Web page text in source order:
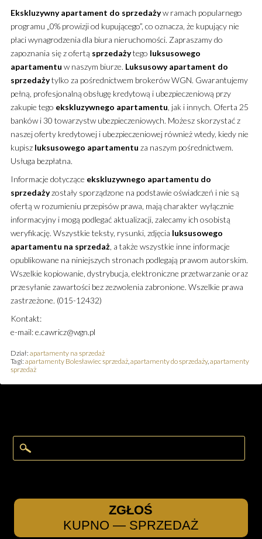
Ekskluzywny apartament do sprzedażyw ramach popularnego
programu „0% prowizji od kupującego”, co oznacza, że kupujący nie
płaci wynagrodzenia dla biura nieruchomości. Zapraszamy do
zapoznania się z ofertą sprzedażytego luksusowego
apartamentu w naszym biurze. Luksusowy apartament do
sprzedażytylko za pośrednictwem brokerów WGN. Gwarantujemy
pełną, profesjonalną obsługę kredytową i ubezpieczeniową przy
zakupie tego ekskluzywnego apartamentu, jak i innych. Oferta 25
banków i 30 towarzystw ubezpieczeniowych. Możesz skorzystać z
naszej oferty kredytowej i ubezpieczeniowej również wtedy, kiedy nie
kupisz luksusowego apartamentu za naszym pośrednictwem.
Usługa bezpłatna.
Informacje dotyczące ekskluzywnego apartamentu do
sprzedażyzostały sporządzone na podstawie oświadczeń i nie są
ofertą w rozumieniu przepisów prawa, mają charakter wyłącznie
informacyjny i mogą podlegać aktualizacji, zalecamy ich osobistą
weryfikację. Wszystkie teksty, rysunki, zdjęcia luksusowego
apartamentu na sprzedaż, a także wszystkie inne informacje
opublikowane na niniejszych stronach podlegają prawom autorskim.
Wszelkie kopiowanie, dystrybucja, elektroniczne przetwarzanie oraz
przesyłanie zawartości bez zezwolenia zabronione. Wszelkie prawa
zastrzeżone. (015-12432)
Kontakt:
e-mail: e.cawricz@wgn.pl
Dział: apartamenty na sprzedaż
Tagi: apartamenty Bolesławiec sprzedaż, apartamenty do sprzedaży, apartamenty
sprzedaż
ZGŁOŚ
KUPNO — SPRZEDAŻ